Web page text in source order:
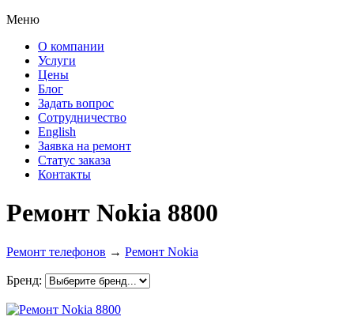
Меню
О компании
Услуги
Цены
Блог
Задать вопрос
Сотрудничество
English
Заявка на ремонт
Статус заказа
Контакты
Ремонт Nokia 8800
Ремонт телефонов → Ремонт Nokia
Бренд: